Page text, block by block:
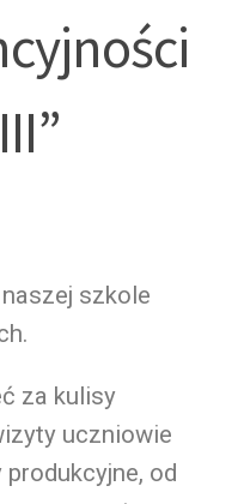
szkole
za kulisy
uczniowie
od